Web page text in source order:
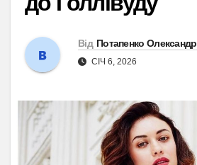
Від Потапенко Олександр
СІЧ 6, 2026